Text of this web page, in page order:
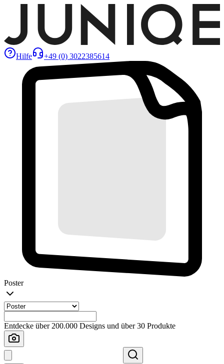
Hilfe +49 (0) 3022385614
Poster
Entdecke über 200.000 Designs und über 30 Produkte